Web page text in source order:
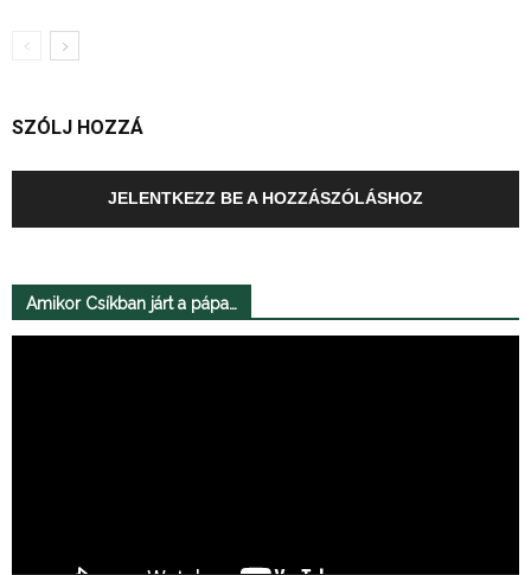
SZÓLJ HOZZÁ
JELENTKEZZ BE A HOZZÁSZÓLÁSHOZ
Amikor Csíkban járt a pápa…